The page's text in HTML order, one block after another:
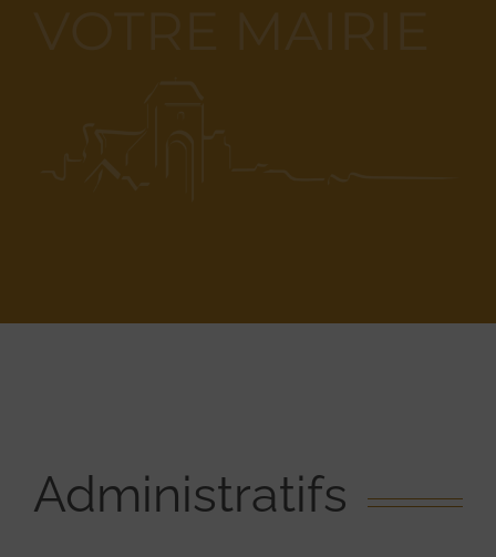
Administratifs